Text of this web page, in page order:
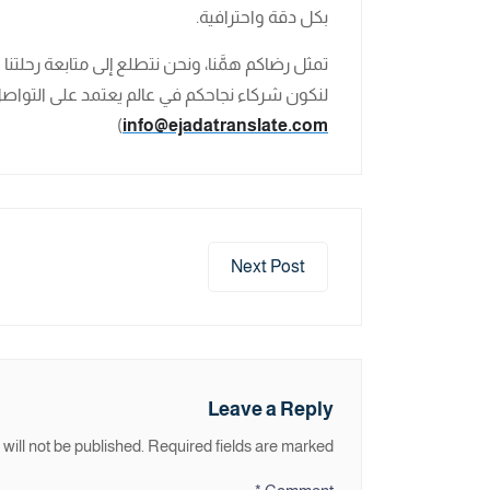
بكل دقة واحترافية.
تمثل رضاكم همَّنا، ونحن نتطلع إلى متابعة
لنكون شركاء نجاحكم في عالم يعتمد على
info@ejadatranslate.com
)
Next Post
Leave a Reply
not be published. Required fields are marked